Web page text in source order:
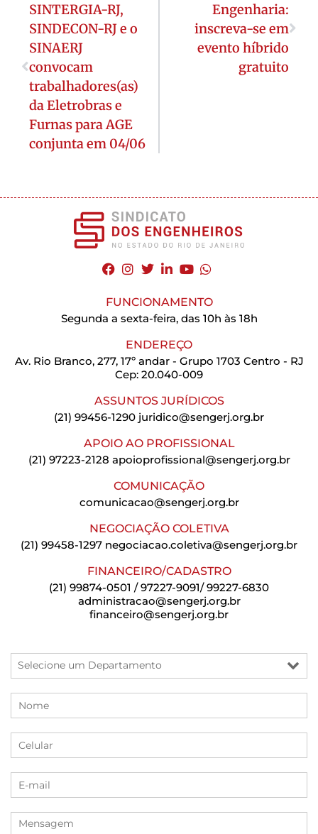
SINTERGIA-RJ,
SINDECON-RJ e o
SINAERJ
convocam
trabalhadores(as)
da Eletrobras e
Furnas para AGE
conjunta em 04/06
Engenharia:
inscreva-se em
evento híbrido
gratuito
FUNCIONAMENTO
Segunda a sexta-feira, das 10h às 18h
ENDEREÇO
Av. Rio Branco, 277, 17º andar - Grupo 1703 Centro - RJ
Cep: 20.040-009
ASSUNTOS JURÍDICOS
(21) 99456-1290 juridico@sengerj.org.br
APOIO AO PROFISSIONAL
(21) 97223-2128 apoioprofissional@sengerj.org.br
COMUNICAÇÃO
comunicacao@sengerj.org.br
NEGOCIAÇÃO COLETIVA
(21) 99458-1297 negociacao.coletiva@sengerj.org.br
FINANCEIRO/CADASTRO
(21) 99874-0501 / 97227-9091/ 99227-6830
administracao@sengerj.org.br
financeiro@sengerj.org.br